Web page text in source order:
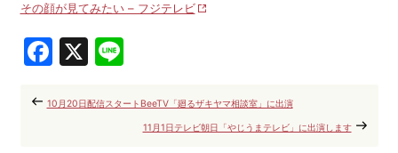
その顔が見てみたい – フジテレビ
Facebook
X Line
10月20日配信スタートBeeTV「廻るザキヤマ相談室」に出演
11月1日テレビ朝日「やじうまテレビ」に出演します